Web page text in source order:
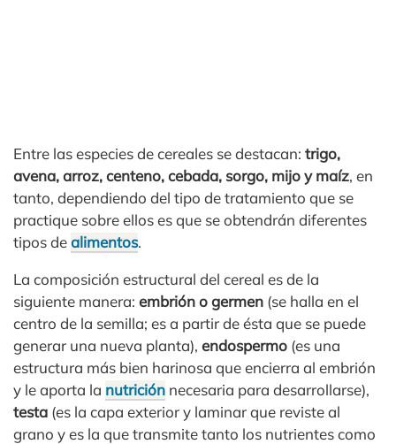
Entre las especies de cereales se destacan: trigo,
avena, arroz, centeno, cebada, sorgo, mijo y maíz, en
tanto, dependiendo del tipo de tratamiento que se
practique sobre ellos es que se obtendrán diferentes
tipos dealimentos.
La composición estructural del cereal es de la
siguiente manera: embrión o germen (se halla en el
centro de la semilla; es a partir de ésta que se puede
generar una nueva planta), endospermo (es una
estructura más bien harinosa que encierra al embrión
y le aporta la nutrición necesaria para desarrollarse),
testa (es la capa exterior y laminar que reviste al
grano y es la que transmite tanto los nutrientes como